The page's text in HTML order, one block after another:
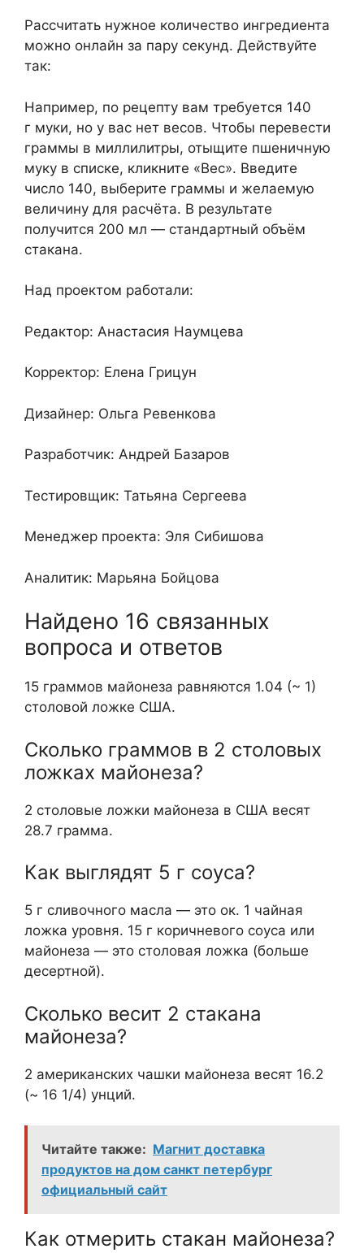
Рассчитать нужное количество ингредиента
можно онлайн за пару секунд. Действуйте
так:
Например, по рецепту вам требуется 140
г муки, но у вас нет весов. Чтобы перевести
граммы в миллилитры, отыщите пшеничную
муку в списке, кликните «Вес». Введите
число 140, выберите граммы и желаемую
величину для расчёта. В результате
получится 200 мл — стандартный объём
стакана.
Над проектом работали:
Редактор: Анастасия Наумцева
Корректор: Елена Грицун
Дизайнер: Ольга Ревенкова
Разработчик: Андрей Базаров
Тестировщик: Татьяна Сергеева
Менеджер проекта: Эля Сибишова
Аналитик: Марьяна Бойцова
Найдено 16 связанных
вопроса и ответов
15 граммов майонеза равняются 1.04 (~ 1)
столовой ложке США.
Сколько граммов в 2 столовых
ложках майонеза?
2 столовые ложки майонеза в США весят
28.7 грамма.
Как выглядят 5 г соуса?
5 г сливочного масла — это ок. 1 чайная
ложка уровня. 15 г коричневого соуса или
майонеза — это столовая ложка (больше
десертной).
Сколько весит 2 стакана
майонеза?
2 американских чашки майонеза весят 16.2
(~ 16 1/4) унций.
Читайте также: Магнит доставка
продуктов на дом санкт петербург
официальный сайт
Как отмерить стакан майонеза?